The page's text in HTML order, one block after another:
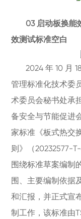
03 启动板换能
效测试标准空白
2024 年 10 月
管理标准化技术委
术委员会秘书处承
备安全与节能促进
家标准《板式热交
则》（20232577-
围绕标准草案编制
围、主要编制依据
和汇报，并正式宣
制工作，该标准由